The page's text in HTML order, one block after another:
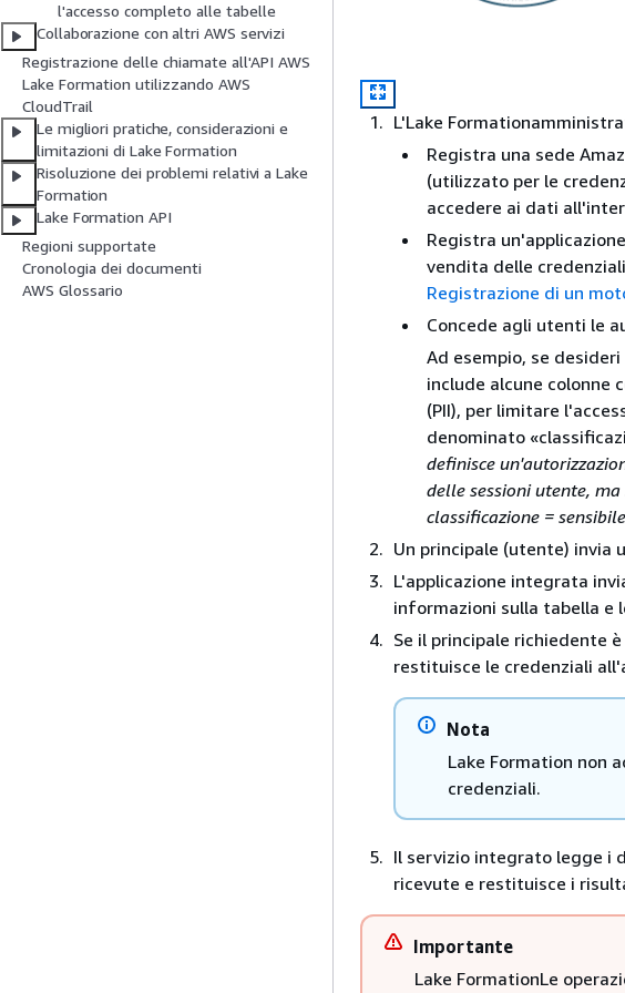
l'accesso completo alle tabelle
Collaborazione con altri AWS servizi
Registrazione delle chiamate all'API AWS
Lake Formation utilizzando AWS
CloudTrail
Le migliori pratiche, considerazioni e
limitazioni di Lake Formation
Risoluzione dei problemi relativi a Lake
Formation
Lake Formation API
Regioni supportate
Cronologia dei documenti
AWS Glossario
L'Lake
Registra una sede
(utilizzato per le
accedere ai dati
Registra
vendita delle
Registrazione di un
Concede agli utenti le
Ad esempio, se
include alcune colonne
(PII), per limitare
denominato
definisce
delle sessioni utente,
classificazione =
Un principale (utente) invia
L'applicazione integrata
informazioni sulla tabella e
Se il principale richiedente
restituisce le credenziali
Nota
Lake Formation non
credenziali.
Il servizio integrato legge i
ricevute e restituisce i
Importante
Lake FormationLe